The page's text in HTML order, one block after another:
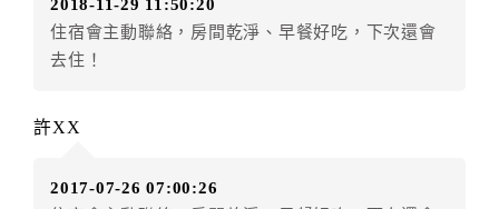
房者不得要求退其差額。（限原訂飯店）
五、保留住宿權益(保留住房)
（提出申辦日為保留起算日）
店客滿，敬請及早計畫，如逾時未提出申辦，視同無條
2018-11-29 11:50:20
住宿會主動聯絡，房間乾淨、早餐好吃，下次還會
去住！
許XX
2017-07-26 07:00:26